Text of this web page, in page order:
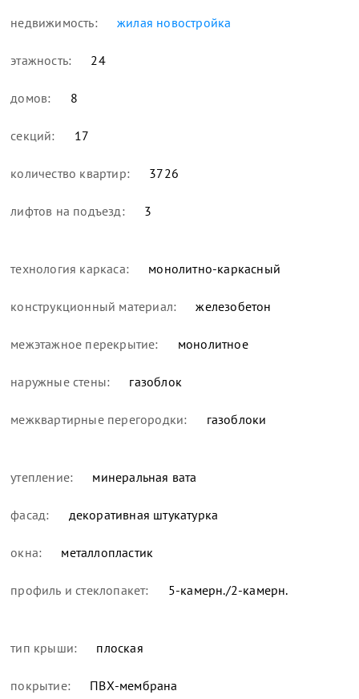
недвижимость: жилая новостройка
этажность: 24
домов: 8
секций: 17
количество квартир: 3726
лифтов на подъезд: 3
технология каркаса: монолитно-каркасный
конструкционный материал: железобетон
межэтажное перекрытие: монолитное
наружные стены: газоблок
межквартирные перегородки: газоблоки
утепление: минеральная вата
фасад: декоративная штукатурка
окна: металлопластик
профиль и стеклопакет: 5-камерн./2-камерн.
тип крыши: плоская
покрытие: ПВХ-мембрана